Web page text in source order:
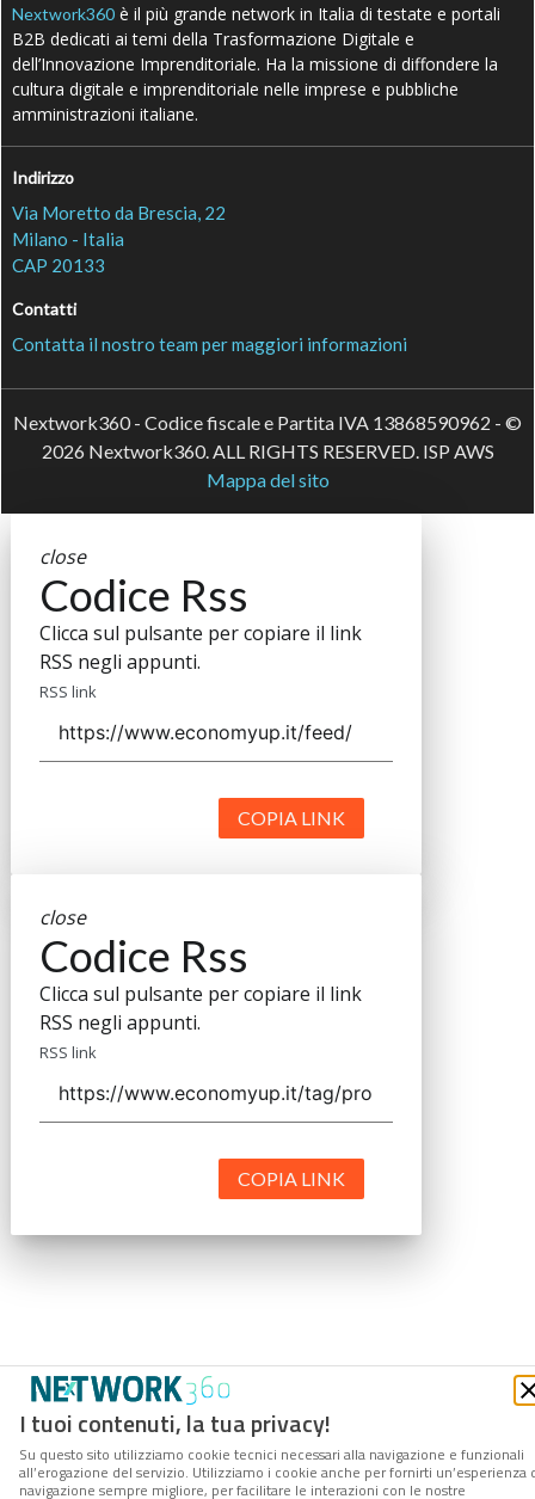
I tuoi contenuti, la tua privacy!
Su questo sito utilizziamo cookie tecnici necessari alla navigazione e funzionali
all’erogazione del servizio. Utilizziamo i cookie anche per fornirti un’esperienza
navigazione sempre migliore, per facilitare le interazioni con le nostre
Nextwork360 è il più grande network in Italia di testate e portali
B2B dedicati ai temi della Trasformazione Digitale e
dell’Innovazione Imprenditoriale. Ha la missione di diffondere la
cultura digitale e imprenditoriale nelle imprese e pubbliche
amministrazioni italiane.
Indirizzo
Via Moretto da Brescia, 22
Milano - Italia
CAP 20133
Contatti
Contatta il nostro team per maggiori informazioni
Nextwork360 - Codice fiscale e Partita IVA 13868590962 - ©
2026 Nextwork360. ALL RIGHTS RESERVED. ISP AWS
Mappa del sito
close
Codice Rss
Clicca sul pulsante per copiare il link
RSS negli appunti.
RSS link
COPIA LINK
close
Codice Rss
Clicca sul pulsante per copiare il link
RSS negli appunti.
RSS link
COPIA LINK